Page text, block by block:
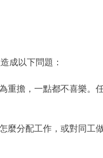
成以下問題：
重擔，一點都不喜樂。
麼分配工作，或對同工